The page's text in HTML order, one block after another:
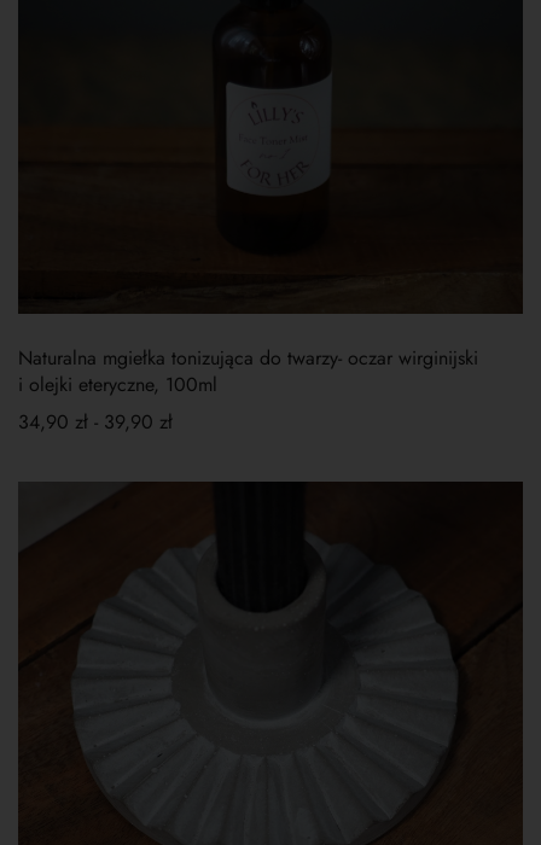
Naturalna mgiełka tonizująca do twarzy- oczar wirginijski
i olejki eteryczne, 100ml
34,90 zł - 39,90 zł